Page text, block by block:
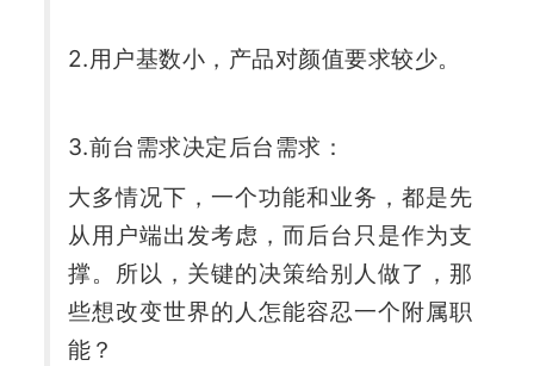
2.用户基数小，产品对颜值要求较少。
3.前台需求决定后台需求：
大多情况下，一个功能和业务，都是先
从用户端出发考虑，而后台只是作为支
撑。所以，关键的决策给别人做了，那
些想改变世界的人怎能容忍一个附属职
能？